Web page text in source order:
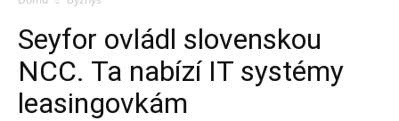
Seyfor ovládl slovenskou
NCC. Ta nabízí IT systémy
leasingovkám